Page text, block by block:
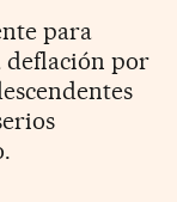
para
deflación por